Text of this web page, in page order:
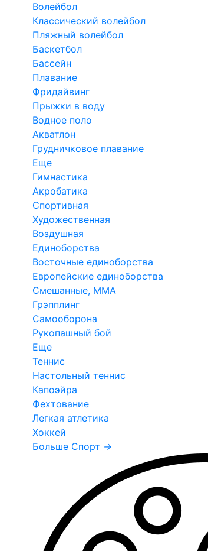
Волейбол
Классический волейбол
Пляжный волейбол
Баскетбол
Бассейн
Плавание
Фридайвинг
Прыжки в воду
Водное поло
Акватлон
Грудничковое плавание
Еще
Гимнастика
Акробатика
Спортивная
Художественная
Воздушная
Единоборства
Восточные единоборства
Европейские единоборства
Смешанные, ММА
Грэпплинг
Самооборона
Рукопашный бой
Еще
Теннис
Настольный теннис
Капоэйра
Фехтование
Легкая атлетика
Хоккей
Больше Спорт →